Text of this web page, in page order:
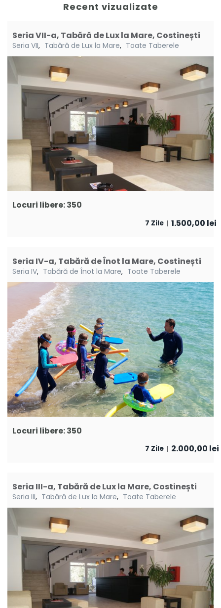
Recent vizualizate
Seria VII-a, Tabără de Lux la Mare, Costinești
Seria VII, Tabără de Lux la Mare, Toate Taberele
Locuri libere: 350
7 Zile 1.500,00 lei
Seria IV-a, Tabără de Înot la Mare, Costinești
Seria IV, Tabără de Înot la Mare, Toate Taberele
Locuri libere: 350
7 Zile 2.000,00 lei
Seria III-a, Tabără de Lux la Mare, Costinești
Seria III, Tabără de Lux la Mare, Toate Taberele